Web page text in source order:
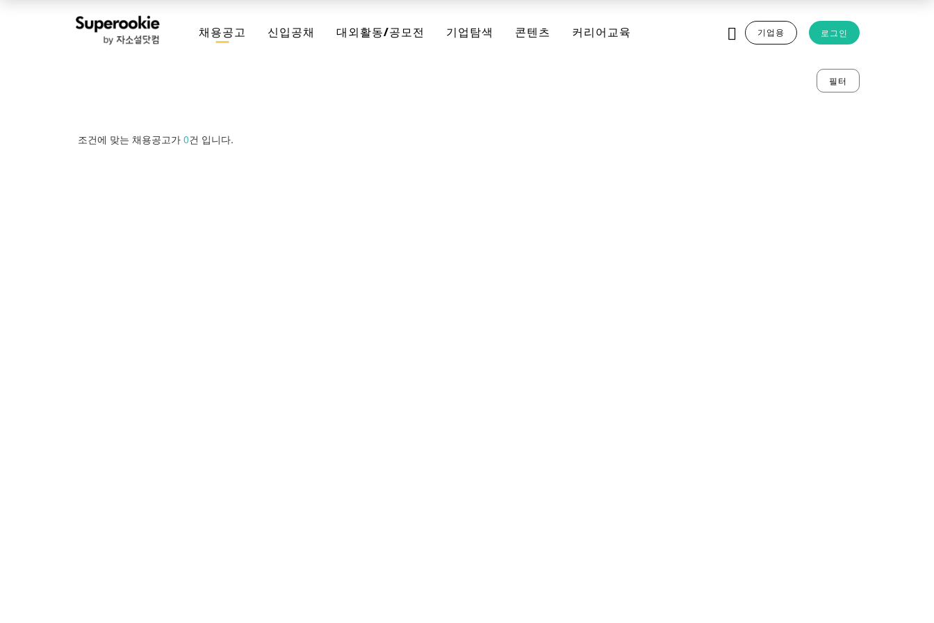
채용공고 신입공채 대외활동/공모전 기업탐색 콘텐츠 커리어교육 로그인
기업용
필터
조건에 맞는 채용공고가 0건 입니다.